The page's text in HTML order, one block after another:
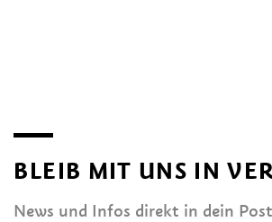
BLEIB MIT UNS IN
News und Infos direkt in dein